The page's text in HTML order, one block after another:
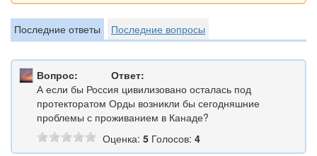
Последние ответы Последние вопросы
Вопрос:
Ответ:
А если бы Россия цивилизовано осталась под
протекторатом Орды возникли бы сегодняшние
проблемы с проживанием в Канаде?
Оценка: 5 Голосов: 4